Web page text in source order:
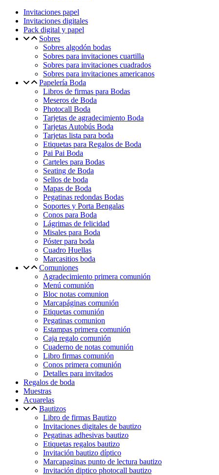
Invitaciones papel
Invitaciones digitales
Pack digital y papel
Sobres
Sobres algodón bodas
Sobres para invitaciones cuartilla
Sobres para invitaciones cuadrados
Sobres para invitaciones americanos
Papelería Boda
Libros de firmas para Bodas
Meseros de Boda
Photocall Boda
Tarjetas de agradecimiento Boda
Tarjetas Autobús Boda
Tarjetas lista para boda
Etiquetas para Regalos de Boda
Pai Pai Boda
Carteles para Bodas
Seating de Boda
Sellos de boda
Mapas de Boda
Pegatinas redondas Bodas
Soportes y Porta Bengalas
Conos para Boda
Lágrimas de felicidad
Misales para Boda
Póster para boda
Cuadro Huellas
Marcasitios boda
Comuniones
Agradecimiento primera comunión
Menú comunión
Bloc notas comunion
Marcapáginas comunión
Etiquetas comunión
Pegatinas comunion
Estampas primera comunión
Caja regalo comunión
Cuaderno de notas comunión
Libro firmas comunión
Conos primera comunión
Detalles para invitados
Regalos de boda
Muestras
Acuarelas
Bautizos
Libro de firmas Bautizo
Invitaciones digitales de bautizo
Pegatinas adhesivas bautizo
Etiquetas regalos bautizo
Invitación bautizo díptico
Marcapaginas punto de lectura bautizo
Invitación diptico photocall bautizo